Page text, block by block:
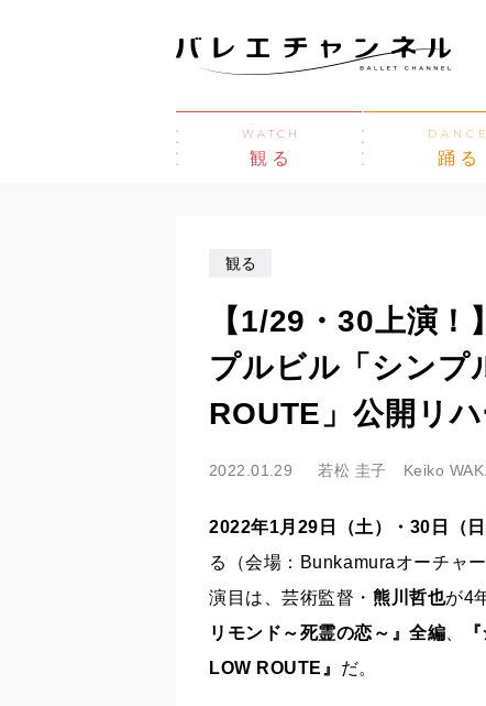
WATCH
観る
DANCE
踊る
観る
【1/29・30上演
プルビル「シンプ
ROUTE」公開リ
2022.01.29 若松 圭子 Keiko
2022年1月29日（土）・30日（日
る（会場： Bunkamuraオーチャ
演目は、芸術監督・熊川哲也が4
リモンド～死霊の恋～』全編
LOW ROUTE』 だ。